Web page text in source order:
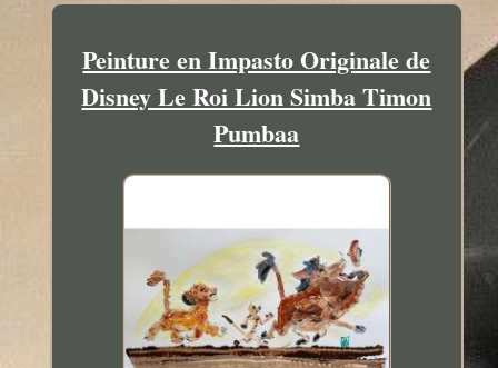
Peinture en Impasto Originale de
Disney Le Roi Lion Simba Timon
Pumbaa